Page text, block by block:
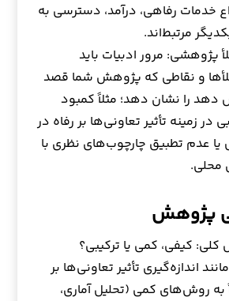
خدمات رفاهی، درآمد، دسترسی به
مرتبط‌اند.
پژوهشی: مرور ادبیات باید
و نقاطی که پژوهش شما قصد
را نشان دهد؛ مثلاً کمبود
در زمینه تأثیر تعاونی‌ها بر رفاه در
عدم تطبیق چارچوب‌های نظری با
محلی.
پژوهش
کلی: کیفی، کمی یا ترکیبی؟
اندازه‌گیری تأثیر تعاونی‌ها بر
به روش‌های کمی (تحلیل آماری،